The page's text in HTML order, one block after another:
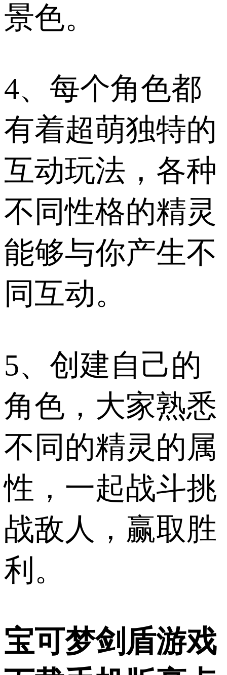
景色。
4、每个角色都
有着超萌独特的
互动玩法，各种
不同性格的精灵
能够与你产生不
同互动。
5、创建自己的
角色，大家熟悉
不同的精灵的属
性，一起战斗挑
战敌人，赢取胜
利。
宝可梦剑盾游戏